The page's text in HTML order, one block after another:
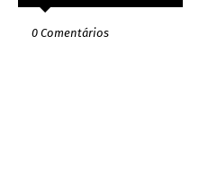
0 Comentários